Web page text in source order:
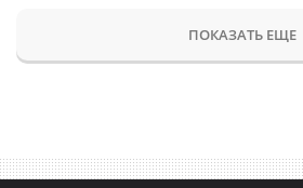
ПОКАЗАТЬ ЕЩЕ